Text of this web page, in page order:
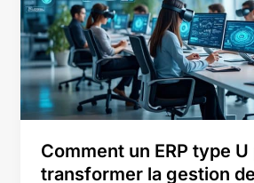
Comment un ERP type
transformer la gestion
U
peut
transformer
la
gestion
de
entreprise